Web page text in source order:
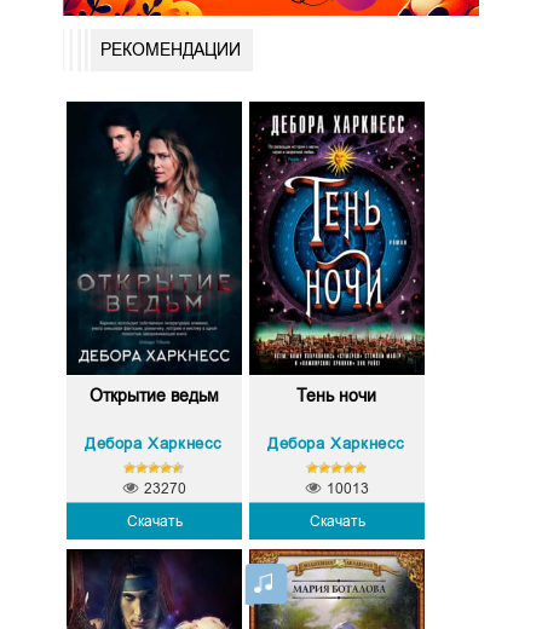
РЕКОМЕНДАЦИИ
Открытие ведьм
Дебора Харкнесс
Скачать
23270
Тень ночи
Дебора Харкнесс
Скачать
10013